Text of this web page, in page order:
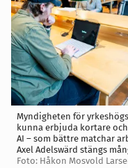
Myndigheten för
kunna erbjuda kortare
AI – som bättre matchar
Axel Adelswärd stängs
Foto: Håkon Mosvold